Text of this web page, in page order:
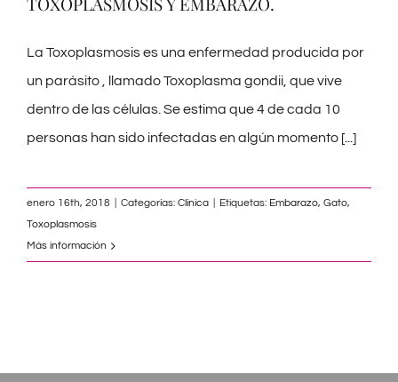
La Toxoplasmosis es una enfermedad producida por
un parásito , llamado Toxoplasma gondii, que vive
dentro de las células. Se estima que 4 de cada 10
personas han sido infectadas en algún momento [...]
enero 16th, 2018 Categorías: Clínica Etiquetas: Embarazo, Gato,
Toxoplasmosis
Más información